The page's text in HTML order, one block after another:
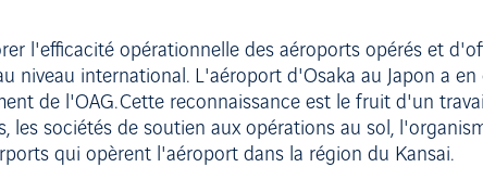
l'efficacité opérationnelle des aéroports opérés et
niveau international. L'aéroport d'Osaka au Japon a
de l'OAG. Cette reconnaissance est le fruit d'un
les sociétés de soutien aux opérations au sol,
qui opèrent l'aéroport dans la région du Kansai.